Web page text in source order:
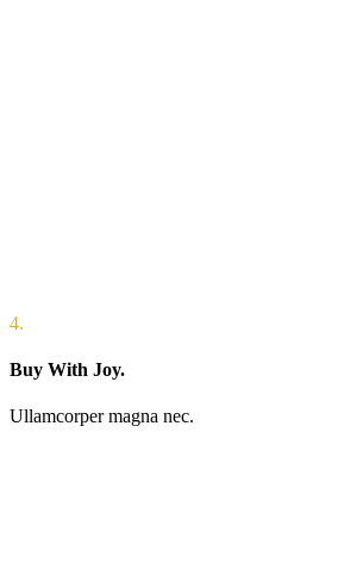
4.
Buy With Joy.
Ullamcorper magna nec.